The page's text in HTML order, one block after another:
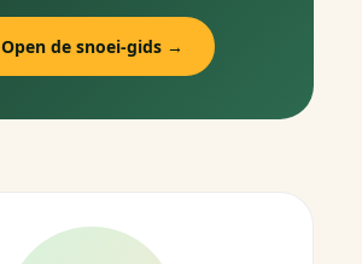
Open de snoei-gids →